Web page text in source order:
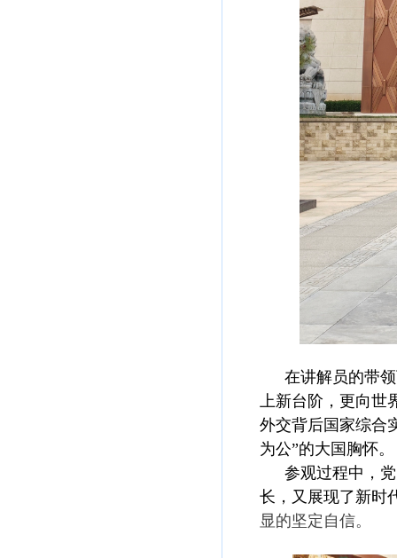
在讲解员的带
上新台阶，更向
外交背后国家综合
为公”的大国胸怀。
参观过程中，
长，又展现了新时
显的坚定自信。